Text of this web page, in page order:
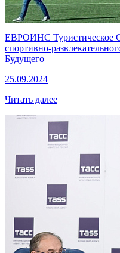
ЕВРОИНС Туристическое
спортивно-
Будущего
25.09.2024
Читать далее